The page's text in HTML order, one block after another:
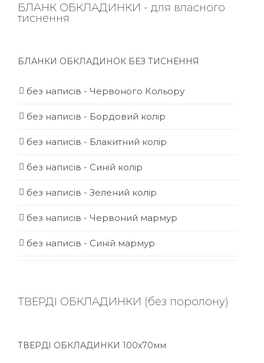
БЛАНК ОБКЛАДИНКИ - для власного
тиснення
БЛАНКИ ОБКЛАДИНОК БЕЗ ТИСНЕННЯ
без написів - Червоного Кольору
без написів - Бордовий колір
без написів - Блакитний колір
без написів - Синій колір
без написів - Зелений колір
без написів - Червоний мармур
без написів - Синій мармур
ТВЕРДІ ОБКЛАДИНКИ (без поролону)
ТВЕРДІ ОБКЛАДИНКИ 100х70мм